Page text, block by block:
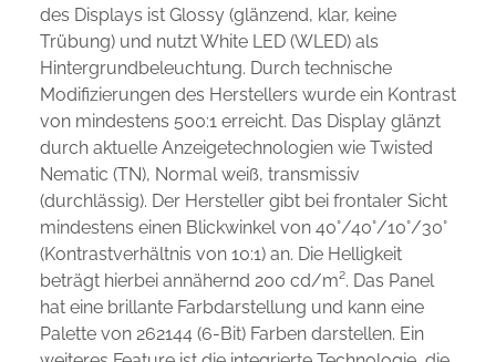
des Displays ist Glossy (glänzend, klar, keine
Trübung) und nutzt White LED (WLED) als
Hintergrundbeleuchtung. Durch technische
Modifizierungen des Herstellers wurde ein Kontrast
von mindestens 500:1 erreicht. Das Display glänzt
durch aktuelle Anzeigetechnologien wie Twisted
Nematic (TN), Normal weiß, transmissiv
(durchlässig). Der Hersteller gibt bei frontaler Sicht
mindestens einen Blickwinkel von 40°/40°/10°/30°
(Kontrastverhältnis von 10:1) an. Die Helligkeit
beträgt hierbei annähernd 200 cd/m². Das Panel
hat eine brillante Farbdarstellung und kann eine
Palette von 262144 (6-Bit) Farben darstellen. Ein